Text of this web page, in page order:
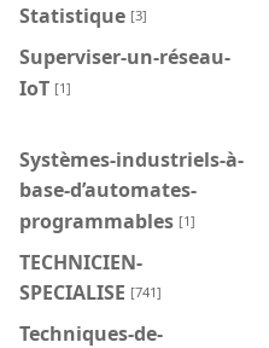
Statistique [3]
Superviser-un-réseau-
IoT [1]
Systèmes-industriels-à-
base-d’automates-
programmables [1]
TECHNICIEN-
SPECIALISE [741]
Techniques-de-